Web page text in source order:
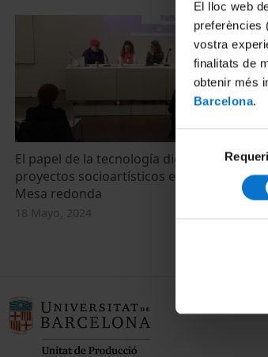
El lloc web
preferències
vostra
finalitats de
obtenir més
Barcelona.
de
consentiment
El papel de la tecnología digital en los
proyectos socioartísticos escolares -
Mesa redonda
18 Mayo, 2024